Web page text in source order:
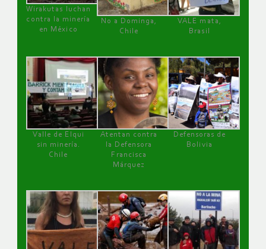
Wirakutas luchan
contra la minería
en México
No a Dominga,
Chile
VALE mata,
Brasil
Valle de Elqui
sin minería.
Chile
Atentan contra
la Defensora
Francisca
Márquez
Defensoras de
Bolivia